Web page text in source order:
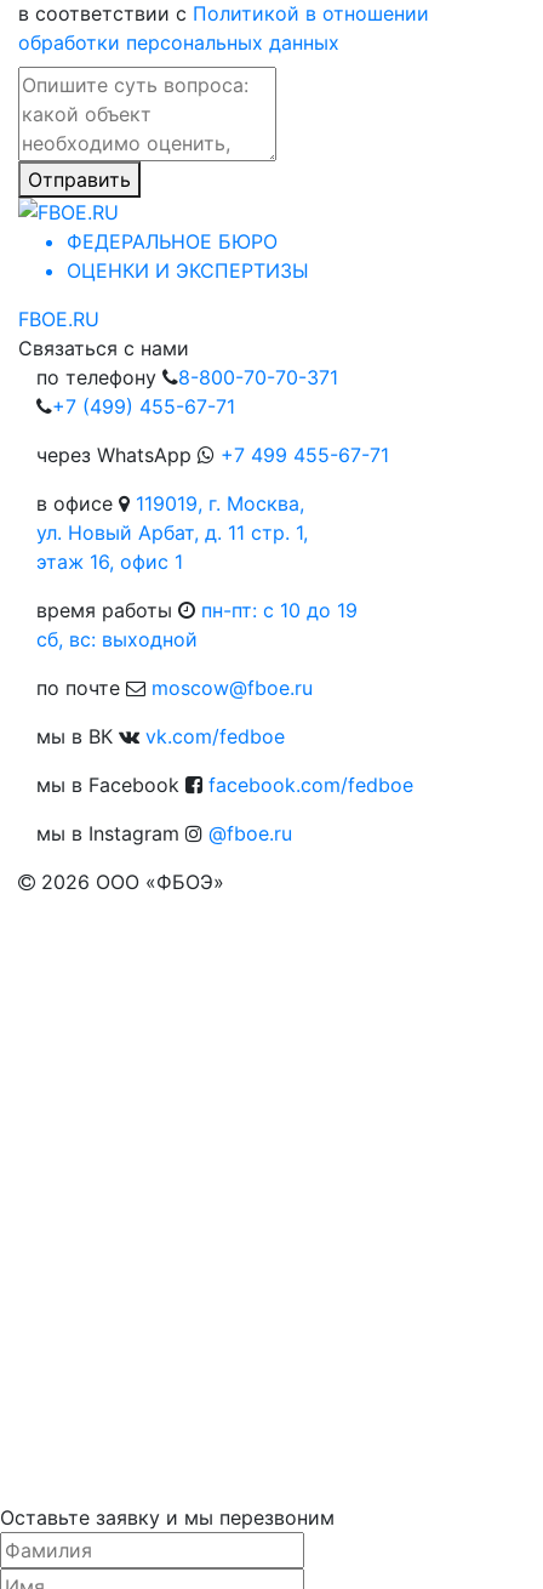
в соответствии с Политикой в отношении
обработки персональных данных
Отправить
ФЕДЕРАЛЬНОЕ БЮРО
ОЦЕНКИ И ЭКСПЕРТИЗЫ
FBOE.RU
Связаться с нами
по телефону
8-800-70-70-371
+7 (499) 455-67-71
через WhatsApp
+7 499 455-67-71
в офисе
119019, г. Москва,
ул. Новый Арбат, д. 11 стр. 1,
этаж 16, офис 1
время работы
пн-пт: c 10 до 19
сб, вс: выходной
по почте
moscow@fboe.ru
мы в ВК
vk.com/fedboe
мы в Facebook
facebook.com/fedboe
мы в Instagram
@fboe.ru
2026 ООО «ФБОЭ»
Оставьте заявку и мы перезвоним